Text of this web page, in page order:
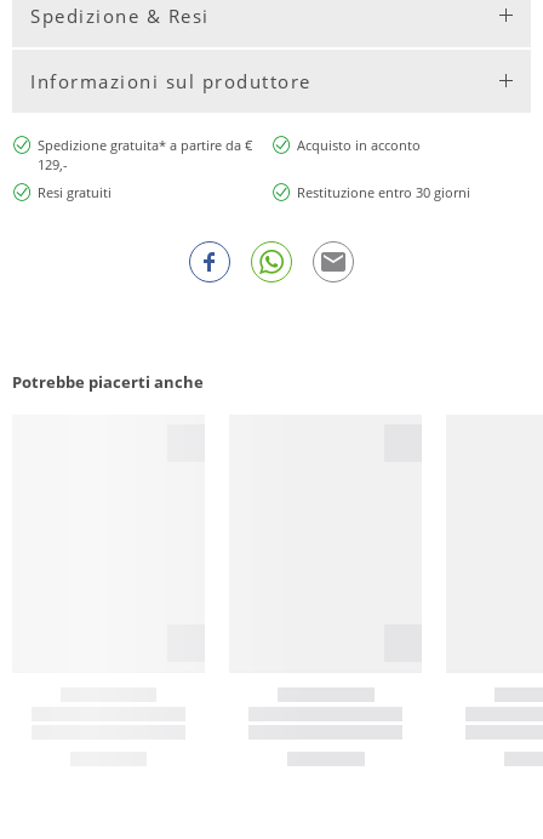
Spedizione & Resi
Informazioni sul produttore
Spedizione gratuita* a partire da €
129,-
Acquisto in acconto
Resi gratuiti Restituzione entro 30 giorni
Potrebbe piacerti anche